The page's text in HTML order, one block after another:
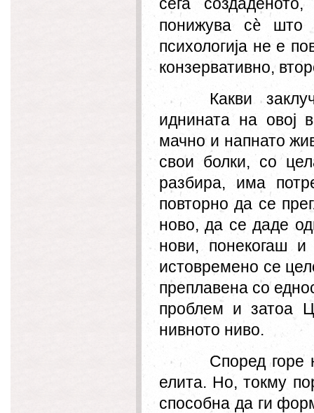
понижува сèшто е
психологија не е
конзервативно,
Какви
иднината на овој
мачно и напнато
свои болки, со
разбира, има
повторно да се
ново, да се даде
нови, понекогаш
истовремено се
преплавена со
проблем и затоа
нивното ниво.
Според горе
елита. Но, токму
способна да ги